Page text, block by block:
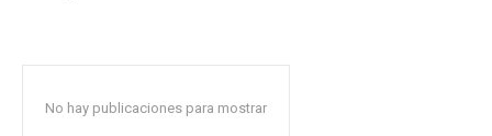
No hay publicaciones para mostrar